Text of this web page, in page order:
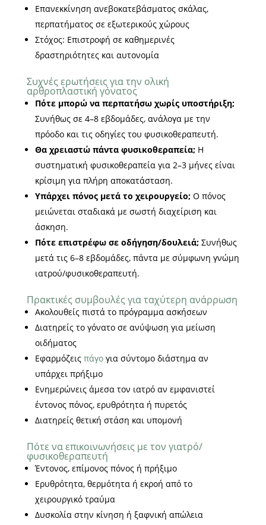
Επανεκκίνηση ανεβοκατεβάσματος σκάλας,
περπατήματος σε εξωτερικούς χώρους
Στόχος: Επιστροφή σε καθημερινές
δραστηριότητες και αυτονομία
Συχνές ερωτήσεις για την ολική
αρθροπλαστική γόνατος
Πότε μπορώ να περπατήσω χωρίς υποστήριξη;
Συνήθως σε 4–8 εβδομάδες, ανάλογα με την
πρόοδο και τις οδηγίες του φυσικοθεραπευτή.
Θα χρειαστώ πάντα φυσικοθεραπεία;Η
συστηματική φυσικοθεραπεία για 2–3 μήνες είναι
κρίσιμη για πλήρη αποκατάσταση.
Υπάρχει πόνος μετά το χειρουργείο;Ο πόνος
μειώνεται σταδιακά με σωστή διαχείριση και
άσκηση.
Πότε επιστρέφω σε οδήγηση/δουλειά;Συνήθως
μετά τις 6–8 εβδομάδες, πάντα με σύμφωνη γνώμη
ιατρού/φυσικοθεραπευτή.
Πρακτικές συμβουλές για ταχύτερη ανάρρωση
Ακολουθείς πιστά το πρόγραμμα ασκήσεων
Διατηρείς το γόνατο σε ανύψωση για μείωση
οιδήματος
Εφαρμόζεις πάγογια σύντομο διάστημα αν
υπάρχει πρήξιμο
Ενημερώνεις άμεσα τον ιατρό αν εμφανιστεί
έντονος πόνος, ερυθρότητα ή πυρετός
Διατηρείς θετική στάση και υπομονή
Πότε να επικοινωνήσεις με τον γιατρό/
φυσικοθεραπευτή
Έντονος, επίμονος πόνος ή πρήξιμο
Ερυθρότητα, θερμότητα ή εκροή από το
χειρουργικό τραύμα
Δυσκολία στην κίνηση ή ξαφνική απώλεια